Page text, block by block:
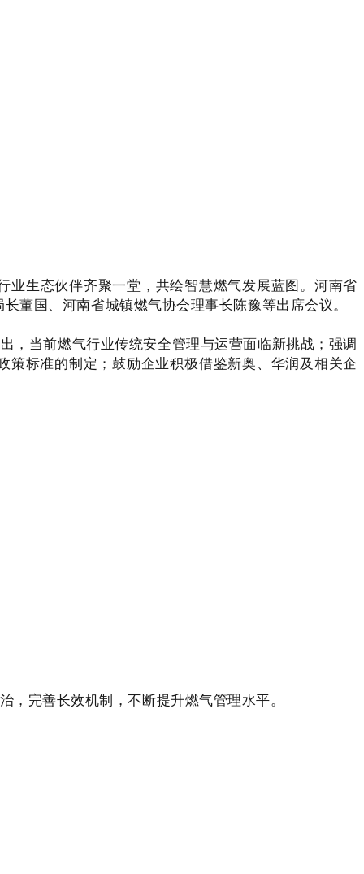
生态伙伴齐聚一堂，共绘智慧燃气发展蓝图。河南省
董国、河南省城镇燃气协会理事长陈豫等出席会议。
当前燃气行业传统安全管理与运营面临新挑战；强调
策标准的制定；鼓励企业积极借鉴新奥、华润及相关企
完善长效机制，不断提升燃气管理水平。